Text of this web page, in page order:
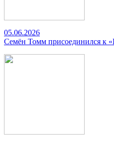
05.06.2026
Семён Томм присоединился к